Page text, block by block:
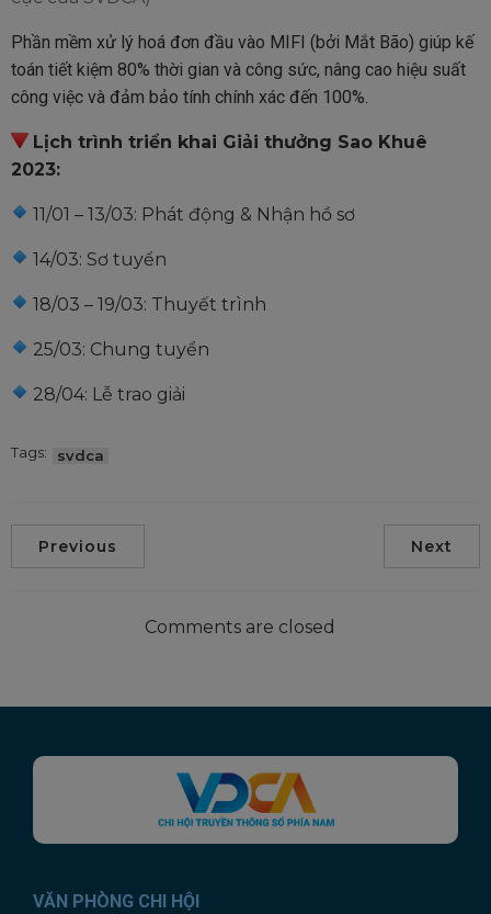
Phần mềm xử lý hoá đơn đầu vào MIFI (bởi Mắt Bão) giúp kế
toán tiết kiệm 80% thời gian và công sức, nâng cao hiệu suất
công việc và đảm bảo tính chính xác đến 100%.
Lịch trình triển khai Giải thưởng Sao Khuê
2023:
11/01 – 13/03: Phát động & Nhận hồ sơ
14/03: Sơ tuyển
18/03 – 19/03: Thuyết trình
25/03: Chung tuyển
28/04: Lễ trao giải
Tags: svdca
Previous Next
Comments are closed
VĂN PHÒNG CHI HỘI